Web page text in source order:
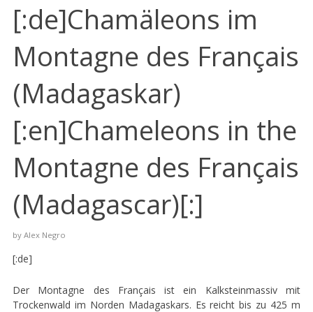
[:de]Chamäleons im
Montagne des Français
(Madagaskar)
[:en]Chameleons in the
Montagne des Français
(Madagascar)[:]
by Alex Negro
[:de]
Der Montagne des Français ist ein Kalksteinmassiv mit
Trockenwald im Norden Madagaskars. Es reicht bis zu 425 m